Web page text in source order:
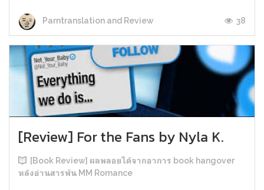
Parntranslation and Review 38
[Review] For the Fans by Nyla K.
[Book Review] ผลพลอยได้จากอาการ book hangover
หลังอ่านสารพัน MM Romance